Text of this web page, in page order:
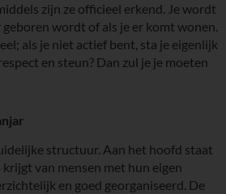
zijn ze officieel erkend. Je wordt
wordt of als je er komt wonen.
als je niet actief bent, sta je eigenlijk
en steun? Dan zul je je moeten
structuur. Aan het hoofd staat
van mensen met hun eigen
en goed georganiseerd. De